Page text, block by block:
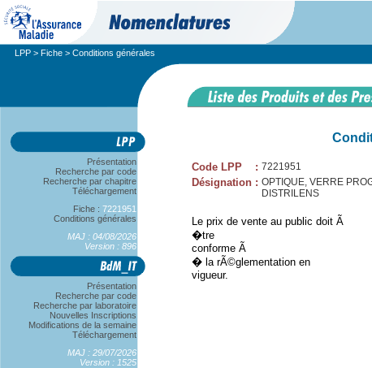
LPP > Fiche > Conditions générales
Présentation
Recherche par code
Recherche par chapitre
Téléchargement
Fiche : 7221951
Conditions générales
MAJ : 04/08/2026
Version : 896
Présentation
Recherche par code
Recherche par laboratoire
Nouvelles Inscriptions
Modifications de la semaine
Téléchargement
MAJ : 29/07/2026
Version : 1525
Code LPP : 7221951
Désignation : OPTIQUE, VERRE
DISTRILENS
Le prix de vente au public doit Ã
�tre
conforme Ã
� la rÃ©glementation en
vigueur.